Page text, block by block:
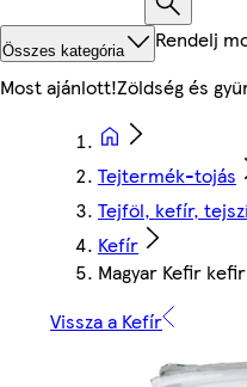
Összes kategória Rendelj
Most ajánlott!Zöldség és
Tejtermék-tojás
Tejföl, kefír,
Kefír
Magyar Kefir
Vissza a Kefír